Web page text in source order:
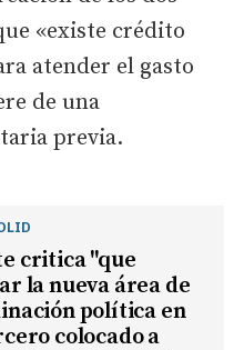
«existe crédito
atender el gasto
de una
previa.
critica "que
la nueva área de
política en
colocado a